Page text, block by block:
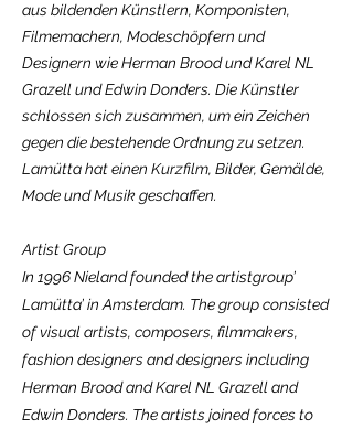
aus bildenden Künstlern, Komponisten,
Filmemachern, Modeschöpfern und
Designern wie Herman Brood und Karel NL
Grazell und Edwin Donders. Die Künstler
schlossen sich zusammen, um ein Zeichen
gegen die bestehende Ordnung zu setzen.
Lamütta hat einen Kurzfilm, Bilder, Gemälde,
Mode und Musik geschaffen.
Artist Group
In 1996 Nieland founded the artistgroup’
Lamütta’ in Amsterdam. The group consisted
of visual artists, composers, filmmakers,
fashion designers and designers including
Herman Brood and Karel NL Grazell and
Edwin Donders. The artists joined forces to